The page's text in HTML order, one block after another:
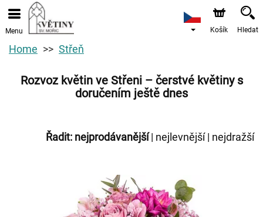
Menu Košík Hledat
Home Střeň
Rozvoz květin ve Střeni – čerstvé květiny s
doručením ještě dnes
Řadit: nejprodávanější| nejlevnější| nejdražší